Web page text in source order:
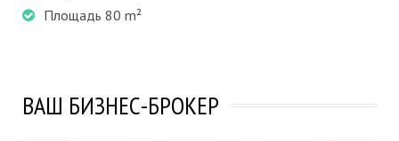
Площадь 80 m²
ВАШ БИЗНЕС-БРОКЕР